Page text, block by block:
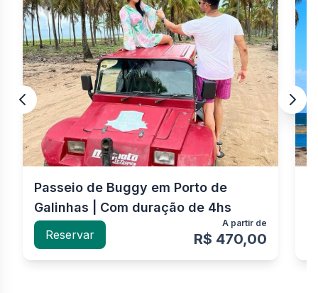
Passeio de Buggy em Porto de
Galinhas | Com duração de 4hs
Reservar
A partir de
R$ 470,00